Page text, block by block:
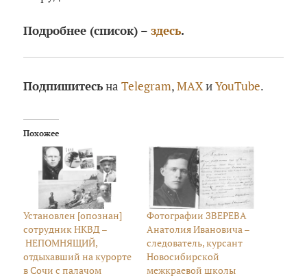
Подробнее (список) –здесь.
ПодпишитесьнаTelegram,MAXиYouTube.
Похожее
Установлен [опознан]
сотрудник НКВД –
НЕПОМНЯЩИЙ,
отдыхавший на курорте
в Сочи с палачом
Фотографии ЗВЕРЕВА
Анатолия Ивановича –
следователь, курсант
Новосибирской
межкраевой школы